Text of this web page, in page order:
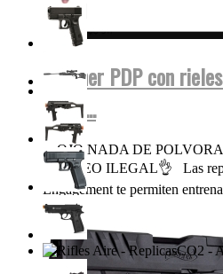
Walther PDP con
miras...
OJO NADA DE POLVORA
FOGUEO ILEGAL👌 Las
Engagement te permiten